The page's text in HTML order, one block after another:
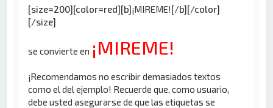
[size=200][color=red][b]¡MIREME![/b][/color]
[/size]
se convierte en ¡MIREME!
¡Recomendamos no escribir demasiados textos
como el del ejemplo! Recuerde que, como usuario,
debe usted asegurarse de que las etiquetas se